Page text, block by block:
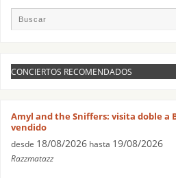
CONCIERTOS RECOMENDADOS
Amyl and the Sniffers: visita doble a
vendido
desde 18/08/2026 hasta 19/08/2026
Razzmatazz